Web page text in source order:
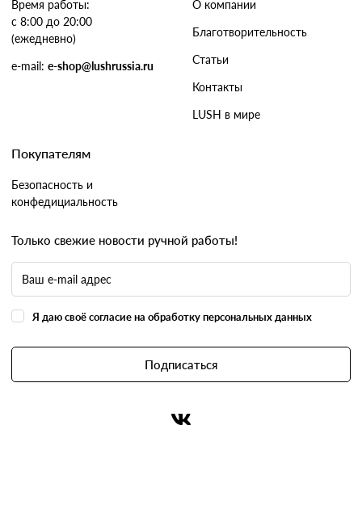
Время работы:
с 8:00 до 20:00
(ежедневно)
e-mail: e-shop@lushrussia.ru
О компании
Благотворительность
Статьи
Контакты
LUSH в мире
Покупателям
Безопасность и
конфедициальность
Только свежие новости ручной работы!
Я даю своё согласие на обработку персональных данных
Подписаться